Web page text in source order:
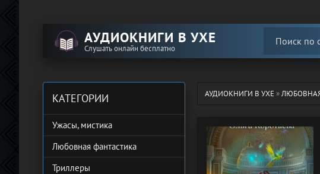
АУДИОКНИГИ В УХЕ
Слушать онлайн бесплатно
АУДИОКНИГИ В УХЕ»
КАТЕГОРИИ
Ужасы, мистика
Любовная фантастика
Триллеры